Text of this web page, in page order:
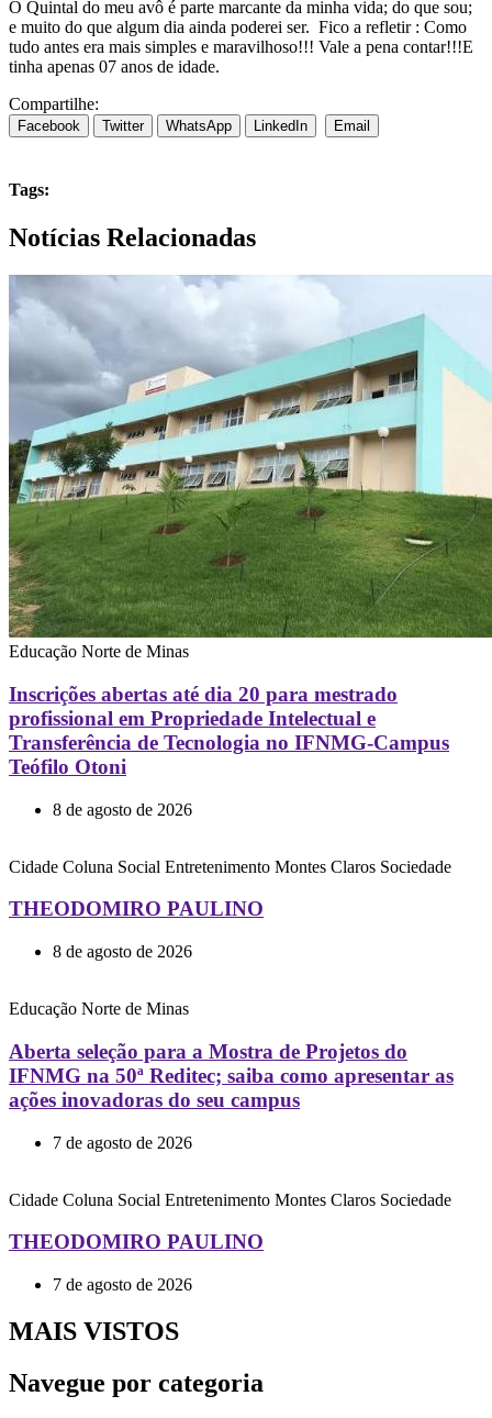
O Quintal do meu avô é parte marcante da minha vida; do que sou;
e muito do que algum dia ainda poderei ser. Fico a refletir : Como
tudo antes era mais simples e maravilhoso!!! Vale a pena contar!!!E
tinha apenas 07 anos de idade.
Compartilhe:
Facebook Twitter WhatsApp LinkedIn Email
Tags:
Notícias Relacionadas
Educação Norte de Minas
Inscrições abertas até dia 20 para mestrado
profissional em Propriedade Intelectual e
Transferência de Tecnologia no IFNMG-Campus
Teófilo Otoni
8 de agosto de 2026
Cidade Coluna Social Entretenimento Montes Claros Sociedade
THEODOMIRO PAULINO
8 de agosto de 2026
Educação Norte de Minas
Aberta seleção para a Mostra de Projetos do
IFNMG na 50ª Reditec; saiba como apresentar as
ações inovadoras do seu campus
7 de agosto de 2026
Cidade Coluna Social Entretenimento Montes Claros Sociedade
THEODOMIRO PAULINO
7 de agosto de 2026
MAIS VISTOS
Navegue por categoria